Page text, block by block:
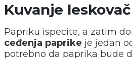
Kuvanje
Papriku ispecite, a zatim
ceđenja paprike je jedan
potrebno da paprika bude